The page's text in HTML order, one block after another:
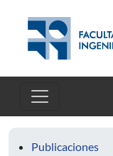
Publicaciones